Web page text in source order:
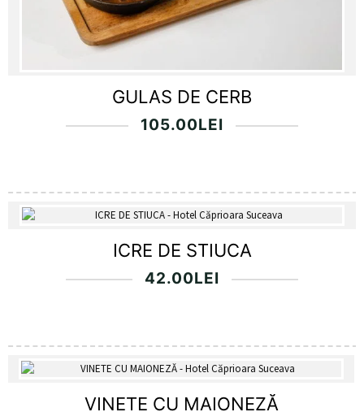
GULAS DE CERB
105.00LEI
ICRE DE STIUCA
42.00LEI
VINETE CU MAIONEZĂ